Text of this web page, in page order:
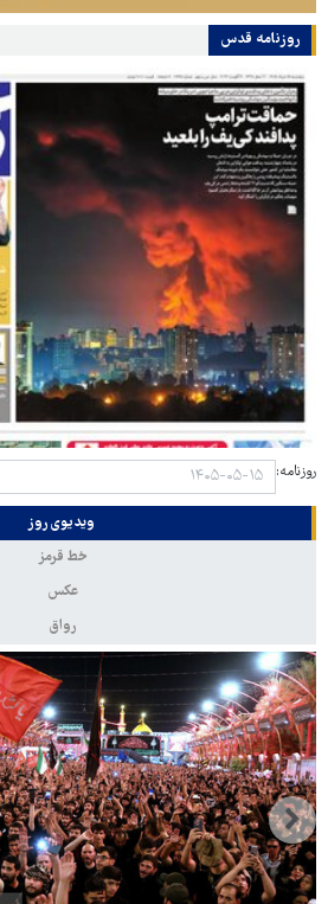
روزنامه قدس
روزنامه:
ویدیوی روز
خط قرمز
عکس
رواق